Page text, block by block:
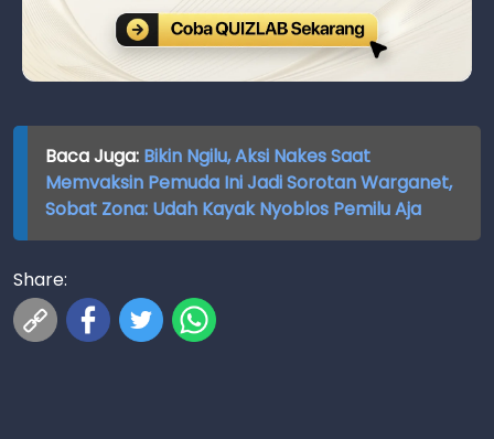
Baca Juga: Bikin Ngilu, Aksi Nakes Saat
Memvaksin Pemuda Ini Jadi Sorotan Warganet,
Sobat Zona: Udah Kayak Nyoblos Pemilu Aja
Share: